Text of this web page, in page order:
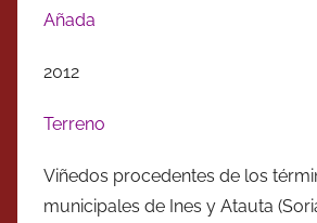
Añada
2012
Terreno
Viñedos procedentes de los
municipales de Ines y Atauta